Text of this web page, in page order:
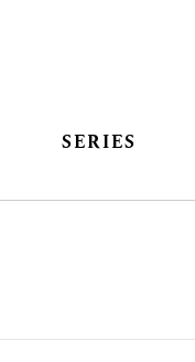
SERIES